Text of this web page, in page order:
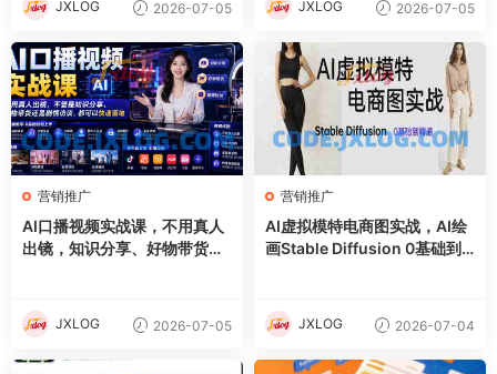
JXLOG 2026-07-05 JXLOG 2026-07-05
营销推广
AI口播视频实战课，不用真人
出镜，知识分享、好物带货剧
JXLOG 2026-07-05
营销推广
AI虚拟模特电商图实战，AI绘
画Stable Diffusion 0基础到
JXLOG 2026-07-04